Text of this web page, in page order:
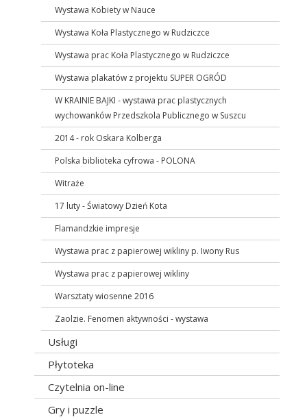
Wystawa Kobiety w Nauce
Wystawa Koła Plastycznego w Rudziczce
Wystawa prac Koła Plastycznego w Rudziczce
Wystawa plakatów z projektu SUPER OGRÓD
W KRAINIE BAJKI - wystawa prac plastycznych
wychowanków Przedszkola Publicznego w Suszcu
2014 - rok Oskara Kolberga
Polska biblioteka cyfrowa - POLONA
Witraże
17 luty - Światowy Dzień Kota
Flamandzkie impresje
Wystawa prac z papierowej wikliny p. Iwony Rus
Wystawa prac z papierowej wikliny
Warsztaty wiosenne 2016
Zaolzie. Fenomen aktywności - wystawa
Usługi
Płytoteka
Czytelnia on-line
Gry i puzzle